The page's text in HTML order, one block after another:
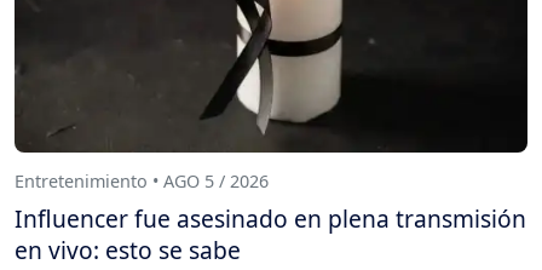
Entretenimiento • AGO 5 / 2026
Influencer fue asesinado en plena transmisión
en vivo: esto se sabe